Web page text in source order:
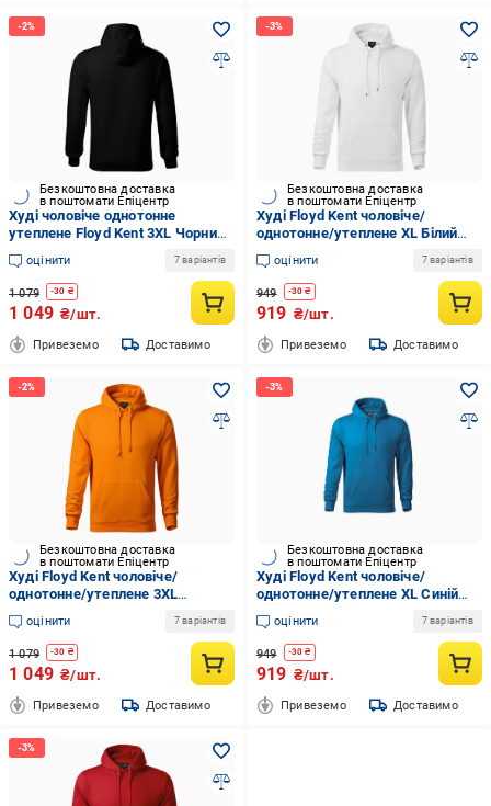
Безкоштовна доставка
в поштомати Епіцентр
Худі чоловіче однотонне
утеплене Floyd Kent 3XL Чорний
(7017-08-3XL)
оцінити 7 варіантів
1 079 -30 ₴
1 049 ₴/шт.
Привеземо Доставимо
Безкоштовна доставка
в поштомати Епіцентр
Худі Floyd Kent чоловіче/
однотонне/утеплене XL Білий
(7017-01-XL)
оцінити 7 варіантів
949 -30 ₴
919 ₴/шт.
Привеземо Доставимо
Безкоштовна доставка
в поштомати Епіцентр
Худі Floyd Kent чоловіче/
однотонне/утеплене 3XL
Помаранчевий (7017-03-3XL)
оцінити 7 варіантів
1 079 -30 ₴
1 049 ₴/шт.
Привеземо Доставимо
Безкоштовна доставка
в поштомати Епіцентр
Худі Floyd Kent чоловіче/
однотонне/утеплене XL Синій
(7017-05-XL)
оцінити 7 варіантів
949 -30 ₴
919 ₴/шт.
Привеземо Доставимо